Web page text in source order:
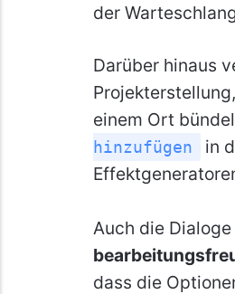
der
Darüber hinaus
einem Ort
hinzufügen
in
Auch die
dass die